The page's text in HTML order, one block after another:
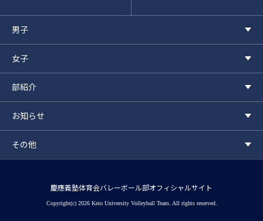
男子
女子
部紹介
お知らせ
その他
慶應義塾体育会バレーボール部オフィシャルサイト
Copyright(c) 2026 Keio University Volleyball Team. All rights reserved.